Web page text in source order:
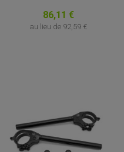
86,11 €
au lieu de 92,59 €